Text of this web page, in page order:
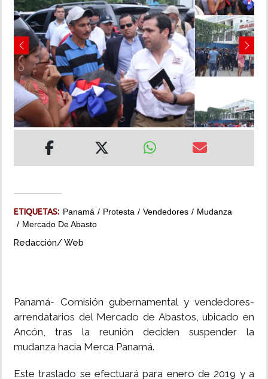
MUNDO
INSÓLITAS
MULTIMEDIA
IMPRESO
Previous Next
ETIQUETAS: Panamá Protesta Vendedores
Mudanza
Mercado De Abasto
Redacción/ Web
Panamá- Comisión gubernamental y vendedores-
arrendatarios del Mercado de Abastos, ubicado en
Ancón, tras la reunión deciden suspender la
mudanza hacia Merca Panamá.
Este traslado se efectuará para enero de 2019 y a